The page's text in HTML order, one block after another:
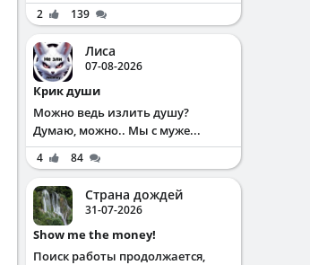
2 139
Лиса
07-08-2026
Крик души
Можно ведь излить душу?
Думаю, можно.. Мы с муже...
4 84
Страна дождей
31-07-2026
Show me the money!
Поиск работы продолжается,